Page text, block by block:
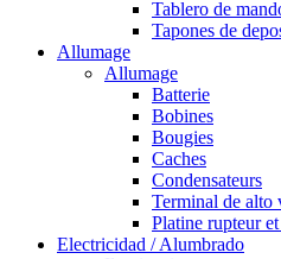
Tablero de
Tapones de
Allumage
Allumage
Batterie
Bobines
Bougies
Caches
Condensateurs
Terminal de alto
Platine rupteur
Electricidad / Alumbrado